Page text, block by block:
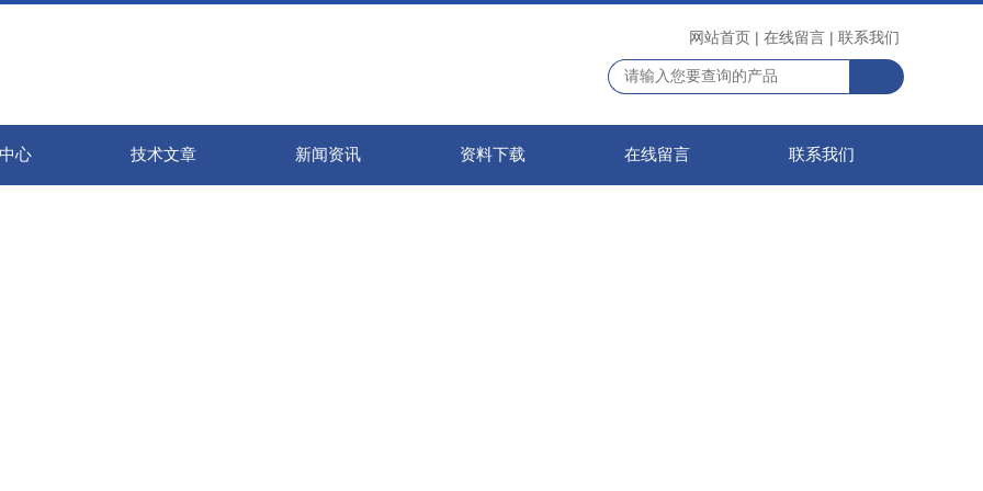
网站首页 | 在线留言 | 联系我们
心 技术文章 新闻资讯 资料下载 在线留言 联系我们